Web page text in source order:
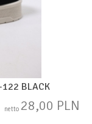
BLACK
netto 28,00 PLN